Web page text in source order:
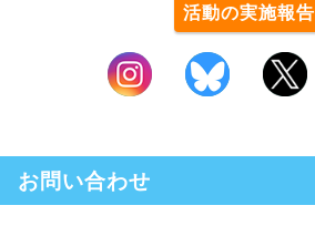
活動の実施報告
お問い合わせ